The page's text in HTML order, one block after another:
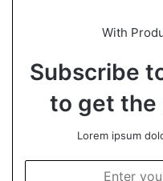
With
Subscribe
to get the
Lorem ipsum